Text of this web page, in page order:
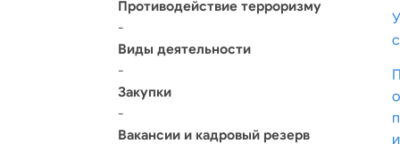
Противодействие терроризму
-
Виды деятельности
-
Закупки
-
Вакансии и кадровый резерв